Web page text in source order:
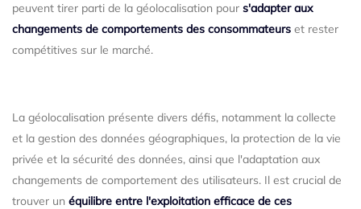
peuvent tirer parti de la géolocalisation pour s'adapter aux
changements de comportements des consommateurs et rester
compétitives sur le marché.
La géolocalisation présente divers défis, notamment la collecte
et la gestion des données géographiques, la protection de la vie
privée et la sécurité des données, ainsi que l'adaptation aux
changements de comportement des utilisateurs. Il est crucial de
trouver un équilibre entre l'exploitation efficace de ces